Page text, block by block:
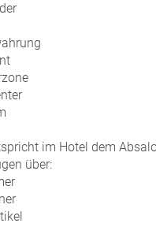
im Hotel dem
über: